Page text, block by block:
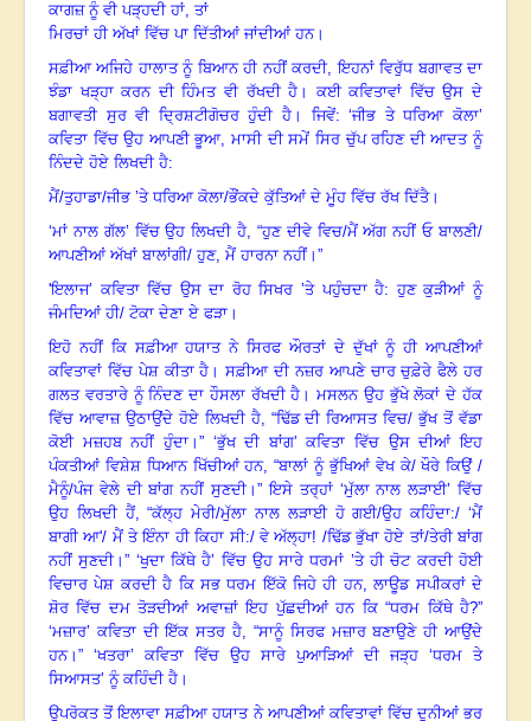
ਕਾਗਜ਼ ਨੂੰ ਵੀ ਪੜ੍ਹਦੀ ਹਾਂ, ਤਾਂ
ਮਿਰਚਾਂ ਹੀ ਅੱਖਾਂ ਵਿੱਚ ਪਾ ਦਿੱਤੀਆਂ ਜਾਂਦੀਆਂ ਹਨ।
ਸਫ਼ੀਆ ਅਜਿਹੇ ਹਾਲਾਤ ਨੂੰ ਬਿਆਨ ਹੀ ਨਹੀਂ ਕਰਦੀ, ਇਹਨਾਂ ਵਿਰੁੱਧ ਬਗਾਵਤ ਦਾ
ਝੰਡਾ ਖੜ੍ਹਾ ਕਰਨ ਦੀ ਹਿੰਮਤ ਵੀ ਰੱਖਦੀ ਹੈ । ਕਈ ਕਵਿਤਾਵਾਂ ਵਿੱਚ ਉਸ ਦੇ
ਬਗਾਵਤੀ ਸੁਰ ਵੀ ਦ੍ਰਿਸ਼ਟੀਗੋਚਰ ਹੁੰਦੀ ਹੈ । ਜਿਵੇਂ: ‘ਜੀਭ ਤੇ ਧਰਿਆ ਕੋਲਾ’
ਕਵਿਤਾ ਵਿੱਚ ਉਹ ਆਪਣੀ ਭੂਆ, ਮਾਸੀ ਦੀ ਸਮੇਂ ਸਿਰ ਚੁੱਪ ਰਹਿਣ ਦੀ ਆਦਤ ਨੂੰ
ਨਿੰਦਦੇ ਹੋਏ ਲਿਖਦੀ ਹੈ:
ਮੈਂ/ਤੁਹਾਡਾ/ਜੀਭ ’ਤੇ ਧਰਿਆ ਕੋਲਾ/ਭੌਂਕਦੇ ਕੁੱਤਿਆਂ ਦੇ ਮੂੰਹ ਵਿੱਚ ਰੱਖ ਦਿੱਤੈ।
‘ਮਾਂ ਨਾਲ ਗੱਲ’ ਵਿੱਚ ਉਹ ਲਿਖਦੀ ਹੈ, “ਹੁਣ ਦੀਵੇ ਵਿਚ/ਮੈਂ ਅੱਗ ਨਹੀਂ ਓ ਬਾਲਣੀ/
ਆਪਣੀਆਂ ਅੱਖਾਂ ਬਾਲਾਂਗੀ/ ਹੁਣ, ਮੈਂ ਹਾਰਨਾ ਨਹੀਂ।”
'ਇਲਾਜ’ ਕਵਿਤਾ ਵਿੱਚ ਉਸ ਦਾ ਰੋਹ ਸਿਖਰ ’ਤੇ ਪਹੁੰਚਦਾ ਹੈ: ਹੁਣ ਕੁੜੀਆਂ ਨੂੰ
ਜੰਮਦਿਆਂ ਹੀ/ ਟੋਕਾ ਦੇਣਾ ਏ ਫੜਾ ।
ਇਹੋ ਨਹੀਂ ਕਿ ਸਫ਼ੀਆ ਹਯਾਤ ਨੇ ਸਿਰਫ ਔਰਤਾਂ ਦੇ ਦੁੱਖਾਂ ਨੂੰ ਹੀ ਆਪਣੀਆਂ
ਕਵਿਤਾਵਾਂ ਵਿੱਚ ਪੇਸ਼ ਕੀਤਾ ਹੈ ।ਸਫ਼ੀਆ ਦੀ ਨਜ਼ਰ ਆਪਣੇ ਚਾਰ ਚੁਫ਼ੇਰੇ ਫੈਲੇ ਹਰ
ਗਲਤ ਵਰਤਾਰੇ ਨੂੰ ਨਿੰਦਣ ਦਾ ਹੌਸਲਾ ਰੱਖਦੀ ਹੈ ।ਮਸਲਨ ਉਹ ਭੁੱਖੇ ਲੋਕਾਂ ਦੇ ਹੱਕ
ਵਿੱਚ ਆਵਾਜ਼ ਉਠਾਉਂਦੇ ਹੋਏ ਲਿਖਦੀ ਹੈ, “ਢਿੱਡ ਦੀ ਰਿਆਸਤ ਵਿਚ/ ਭੁੱਖ ਤੋਂ ਵੱਡਾ
ਕੋਈ ਮਜ਼ਹਬ ਨਹੀਂ ਹੁੰਦਾ।” ‘ਭੁੱਖ ਦੀ ਬਾਂਗ’ ਕਵਿਤਾ ਵਿੱਚ ਉਸ ਦੀਆਂ ਇਹ
ਪੰਕਤੀਆਂ ਵਿਸ਼ੇਸ਼ ਧਿਆਨ ਖਿੱਚੀਆਂ ਹਨ, “ਬਾਲਾਂ ਨੂੰ ਭੁੱਖਿਆਂ ਵੇਖ ਕੇ/ ਖੌਰੇ ਕਿਉਂ /
ਮੈਨੂੰ/ਪੰਜ ਵੇਲੇ ਦੀ ਬਾਂਗ ਨਹੀਂ ਸੁਣਦੀ।”ਇਸੇ ਤਰ੍ਹਾਂ ‘ਮੁੱਲਾ ਨਾਲ ਲੜਾਈ’ ਵਿੱਚ
ਉਹ ਲਿਖਦੀ ਹੈਂ, “ਕੱਲ੍ਹ ਮੇਰੀ/ਮੁੱਲਾ ਨਾਲ ਲੜਾਈ ਹੋ ਗਈ/ਉਹ ਕਹਿੰਦਾ:/ ‘ਮੈਂ
ਬਾਗੀ ਆ'/ ਮੈਂ ਤੇ ਇੰਨਾ ਹੀ ਕਿਹਾ ਸੀ:/ ਵੇ ਅੱਲ੍ਹਾ! /ਢਿੱਡ ਭੁੱਖਾ ਹੋਏ ਤਾਂ/ਤੇਰੀ ਬਾਂਗ
ਨਹੀਂ ਸੁਣਦੀ।” ‘ਖੁਦਾ ਕਿੱਥੇ ਹੈ’ ਵਿੱਚ ਉਹ ਸਾਰੇ ਧਰਮਾਂ ’ਤੇ ਹੀ ਚੋਟ ਕਰਦੀ ਹੋਈ
ਵਿਚਾਰ ਪੇਸ਼ ਕਰਦੀ ਹੈ ਕਿ ਸਭ ਧਰਮ ਇੱਕੋ ਜਿਹੇ ਹੀ ਹਨ, ਲਾਊਡ ਸਪੀਕਰਾਂ ਦੇ
ਸ਼ੋਰ ਵਿੱਚ ਦਮ ਤੋੜਦੀਆਂ ਅਵਾਜ਼ਾਂ ਇਹ ਪੁੱਛਦੀਆਂ ਹਨ ਕਿ “ਧਰਮ ਕਿੱਥੇ ਹੈ?”
‘ਮਜ਼ਾਰ’ ਕਵਿਤਾ ਦੀ ਇੱਕ ਸਤਰ ਹੈ, “ਸਾਨੂੰ ਸਿਰਫ ਮਜ਼ਾਰ ਬਣਾਉਣੇ ਹੀ ਆਉਂਦੇ
ਹਨ।” ‘ਖਤਰਾ’ ਕਵਿਤਾ ਵਿੱਚ ਉਹ ਸਾਰੇ ਪੁਆੜਿਆਂ ਦੀ ਜੜ੍ਹ ‘ਧਰਮ ਤੇ
ਸਿਆਸਤ’ ਨੂੰ ਕਹਿੰਦੀ ਹੈ ।
ਉਪਰੋਕਤ ਤੋਂ ਇਲਾਵਾ ਸਫ਼ੀਆ ਹਯਾਤ ਨੇ ਆਪਣੀਆਂ ਕਵਿਤਾਵਾਂ ਵਿੱਚ ਦੁਨੀਆਂ ਭਰ